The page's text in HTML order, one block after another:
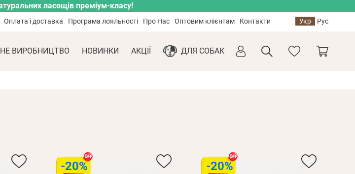
ласощів преміум-класу!
Оплата і доставка Програма лояльності Про Нас Оптовим клієнтам Контакти Укр Рус
ВИРОБНИЦТВО НОВИНКИ АКЦІЇ ДЛЯ СОБАК
-20% -20%